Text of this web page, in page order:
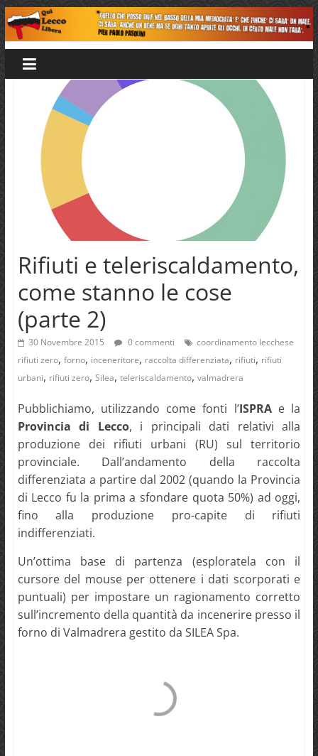
Salta
al
contenuto
Qui
Lecco
Libera
Rifiuti e teleriscaldamento,
come stanno le cose
(parte 2)
30 Novembre 2015 0 commenti
coordinamento lecchese
rifiuti zero, forno, inceneritore, raccolta differenziata, rifiuti, rifiuti
urbani, rifiuti zero, Silea, teleriscaldamento, valmadrera
Pubblichiamo, utilizzando come fonti l’ISPRAe la
Provincia di Lecco, i principali dati relativi alla
produzione dei rifiuti urbani (RU) sul territorio
provinciale. Dall’andamento della raccolta
differenziata a partire dal 2002 (quando la Provincia
di Lecco fu la prima a sfondare quota 50%) ad oggi,
fino alla produzione pro-capite di rifiuti
indifferenziati.
Un’ottima base di partenza (esploratela con il
cursore del mouse per ottenere i dati scorporati e
puntuali) per impostare un ragionamento corretto
sull’incremento della quantità da incenerire presso il
forno di Valmadrera gestito da SILEA Spa.